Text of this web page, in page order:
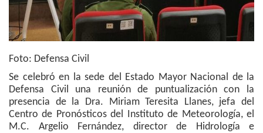
Foto: Defensa Civil
Se celebró en la sede del Estado Mayor Nacional de la
Defensa Civil una reunión de puntualización con la
presencia de la Dra. Miriam Teresita Llanes, jefa del
Centro de Pronósticos del Instituto de Meteorología, el
M.C. Argelio Fernández, director de Hidrología e